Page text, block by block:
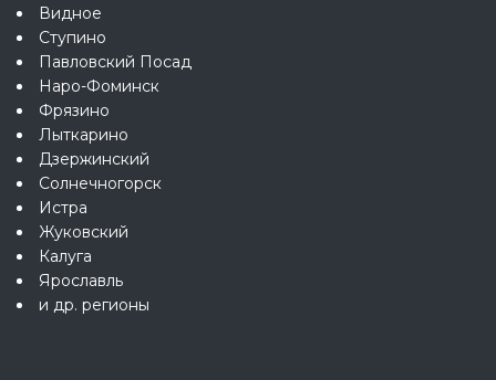
Видное
Ступино
Павловский Посад
Наро-Фоминск
Фрязино
Лыткарино
Дзержинский
Солнечногорск
Истра
Жуковский
Калуга
Ярославль
и др. регионы